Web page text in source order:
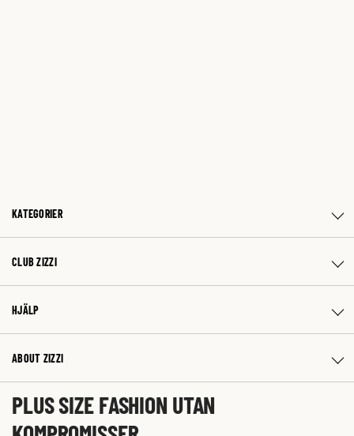
KATEGORIER
CLUB ZIZZI
HJÄLP
ABOUT ZIZZI
PLUS SIZE FASHION UTAN